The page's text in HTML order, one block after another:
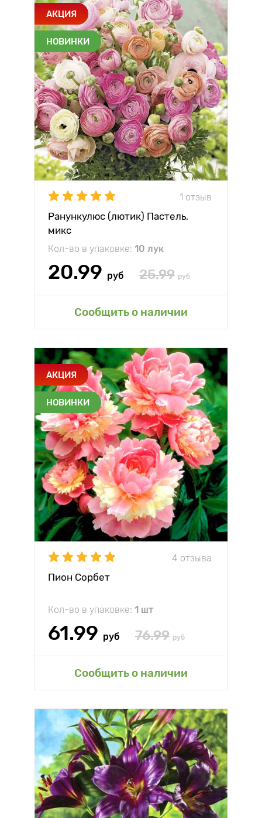
АКЦИЯ
НОВИНКИ
1 отзыв
Ранункулюс (лютик) Пастель,
микс
Кол-во в упаковке: 10 лук
20.99 руб 25.99 руб
Сообщить о наличии
АКЦИЯ
НОВИНКИ
4 отзыва
Пион Сорбет
Кол-во в упаковке: 1 шт
61.99 руб 76.99 руб
Сообщить о наличии